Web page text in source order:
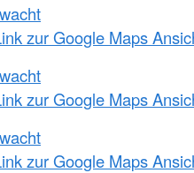
zur Google Maps
zur Google Maps
zur Google Maps